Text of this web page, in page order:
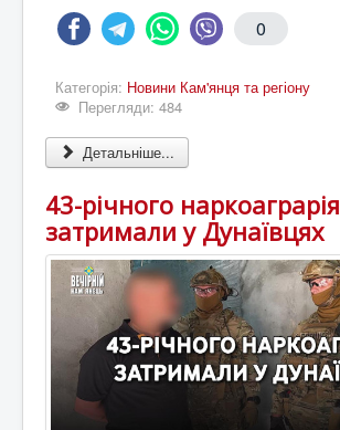
0
Категорія: Новини Кам'янця та регіону
Перегляди: 484
Детальніше...
43-річного наркоаграрія
затримали у Дунаївцях